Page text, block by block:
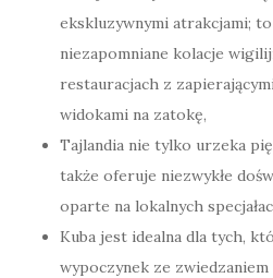
ekskluzywnymi atrakcjami;
niezapomniane kolacje
restauracjach z
widokami na zatokę,
Tajlandia nie tylko urzeka
także oferuje niezwykłe
oparte na lokalnych
Kuba jest idealna dla tych,
wypoczynek ze